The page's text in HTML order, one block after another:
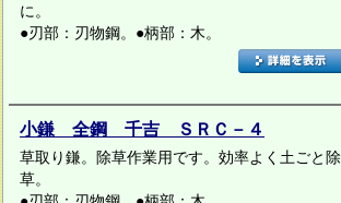
に。
●刃部：刃物鋼。●柄部：木。
小鎌 全鋼 千吉 ＳＲＣ－４
草取り鎌。除草作業用です。効率よく土ごと除
草。